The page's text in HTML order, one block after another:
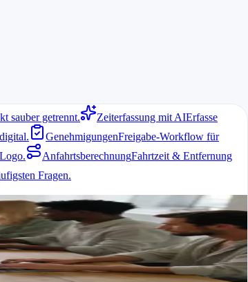
sauber getrennt. Zeiterfassung mit AIErfasse
GenehmigungenFreigabe-Workflow für
AnfahrtsberechnungFahrtzeit & Entfernung
Fragen.
dabei, Zeiten transparent und nachvollziehbar zu
der Abrechnung und halten gesetzliche Vorgaben